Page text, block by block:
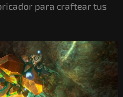
para craftear tus